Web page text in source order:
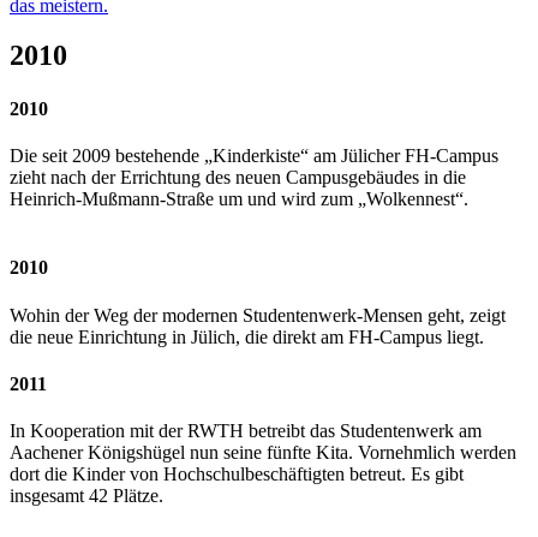
das meistern.
2010
2010
Die seit 2009 bestehende „Kinderkiste“ am Jülicher FH-Campus
zieht nach der Errichtung des neuen Campusgebäudes in die
Heinrich-Mußmann-Straße um und wird zum „Wolkennest“.
2010
Wohin der Weg der modernen Studentenwerk-Mensen geht, zeigt
die neue Einrichtung in Jülich, die direkt am FH-Campus liegt.
2011
In Kooperation mit der RWTH betreibt das Studentenwerk am
Aachener Königshügel nun seine fünfte Kita. Vornehmlich werden
dort die Kinder von Hochschulbeschäftigten betreut. Es gibt
insgesamt 42 Plätze.